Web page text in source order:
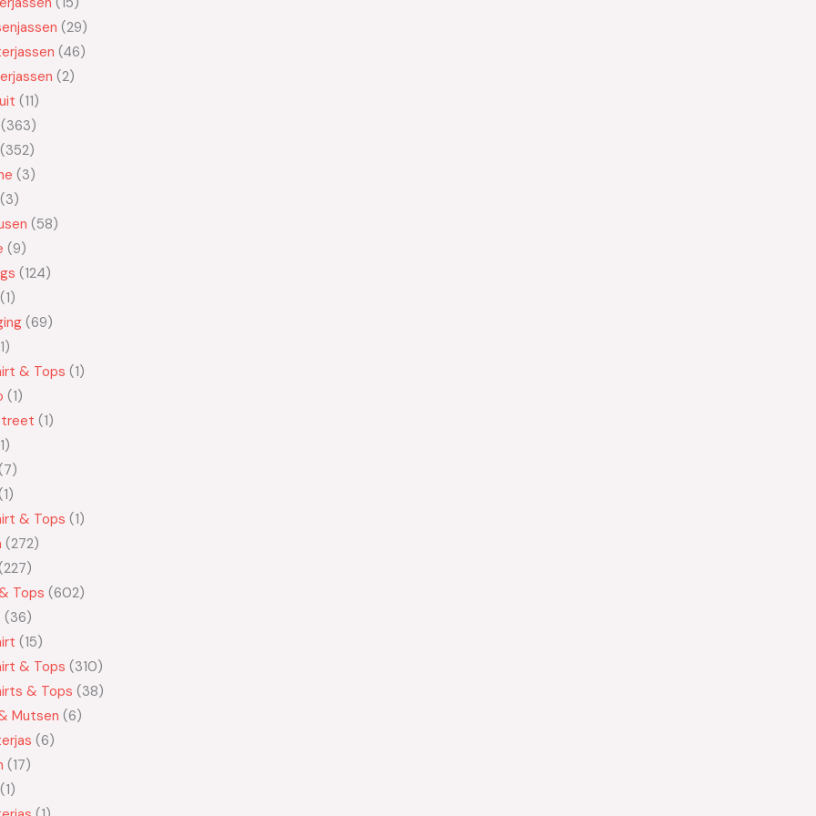
29
46
2
11
363
352
3
3
58
9
124
1
69
1
& Tops 1
1
1
1
7
1
& Tops 1
272
227
Tops 602
36
15
& Tops 310
& Tops 38
Mutsen 6
6
17
1